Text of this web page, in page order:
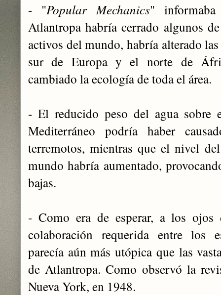
- "Popular Mechanics"
Atlantropa habría cerrado algunos
activos del mundo, habría alterado
sur de Europa y el norte de
cambiado la ecología de toda el área.
- El reducido peso del agua sobre
Mediterráneo podría haber
terremotos, mientras que el nivel
mundo habría aumentado,
bajas.
- Como era de esperar, a los ojos
colaboración requerida entre los
parecía aún más utópica que las
de Atlantropa. Como observó la
Nueva York, en 1948.